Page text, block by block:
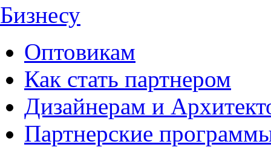
Бизнесу
Оптовикам
Как стать партнером
Дизайнерам и
Партнерские